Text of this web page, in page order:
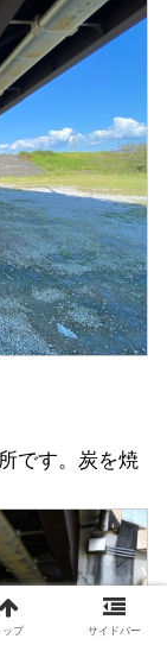
です。炭を焼
ップ サイドバー